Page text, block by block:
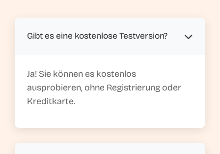
Gibt es eine kostenlose Testversion?
Ja! Sie können es kostenlos
ausprobieren, ohne Registrierung oder
Kreditkarte.